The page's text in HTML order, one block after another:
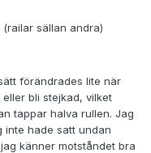
sällan andra)
förändrades lite när
bli stejkad, vilket
tappar halva rullen. Jag
inte hade satt undan
känner motståndet bra